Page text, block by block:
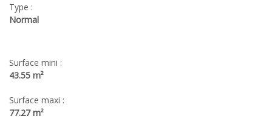
Type :
Normal
Surface mini :
43.55 m²
Surface maxi :
77.27 m²